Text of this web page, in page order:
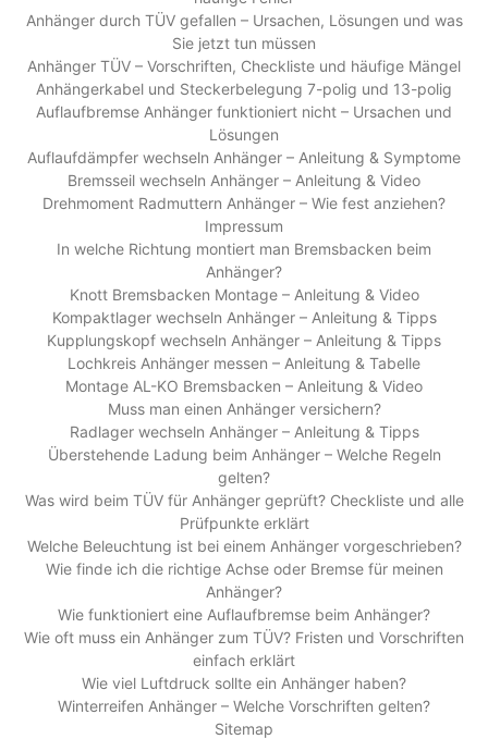
Anhänger durch TÜV gefallen – Ursachen, Lösungen und was
Sie jetzt tun müssen
Anhänger TÜV – Vorschriften, Checkliste und häufige Mängel
Anhängerkabel und Steckerbelegung 7-polig und 13-polig
Auflaufbremse Anhänger funktioniert nicht – Ursachen und
Lösungen
Auflaufdämpfer wechseln Anhänger – Anleitung & Symptome
Bremsseil wechseln Anhänger – Anleitung & Video
Drehmoment Radmuttern Anhänger – Wie fest anziehen?
Impressum
In welche Richtung montiert man Bremsbacken beim
Anhänger?
Knott Bremsbacken Montage – Anleitung & Video
Kompaktlager wechseln Anhänger – Anleitung & Tipps
Kupplungskopf wechseln Anhänger – Anleitung & Tipps
Lochkreis Anhänger messen – Anleitung & Tabelle
Montage AL-KO Bremsbacken – Anleitung & Video
Muss man einen Anhänger versichern?
Radlager wechseln Anhänger – Anleitung & Tipps
Überstehende Ladung beim Anhänger – Welche Regeln
gelten?
Was wird beim TÜV für Anhänger geprüft? Checkliste und alle
Prüfpunkte erklärt
Welche Beleuchtung ist bei einem Anhänger vorgeschrieben?
Wie finde ich die richtige Achse oder Bremse für meinen
Anhänger?
Wie funktioniert eine Auflaufbremse beim Anhänger?
Wie oft muss ein Anhänger zum TÜV? Fristen und Vorschriften
einfach erklärt
Wie viel Luftdruck sollte ein Anhänger haben?
Winterreifen Anhänger – Welche Vorschriften gelten?
Sitemap